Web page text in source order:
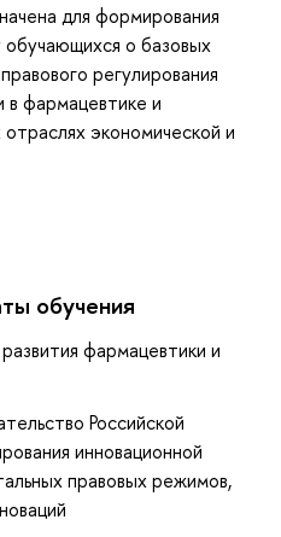
для формирования
обучающихся о базовых
регулирования
в фармацевтике и
экономической и
обучения
фармацевтики и
Российской
инновационной
правовых режимов,